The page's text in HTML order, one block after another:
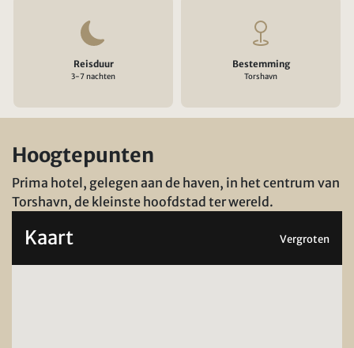
Reisduur
3-7 nachten
Bestemming
Torshavn
Hoogtepunten
Prima hotel, gelegen aan de haven, in het centrum van
Torshavn, de kleinste hoofdstad ter wereld.
Kaart Vergroten